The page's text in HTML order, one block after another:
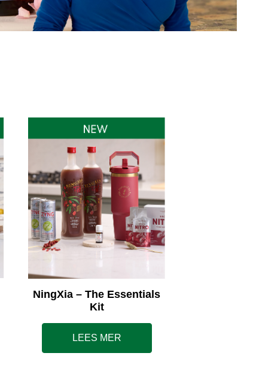
NingXia – The Essentials
Kit
LEES MER